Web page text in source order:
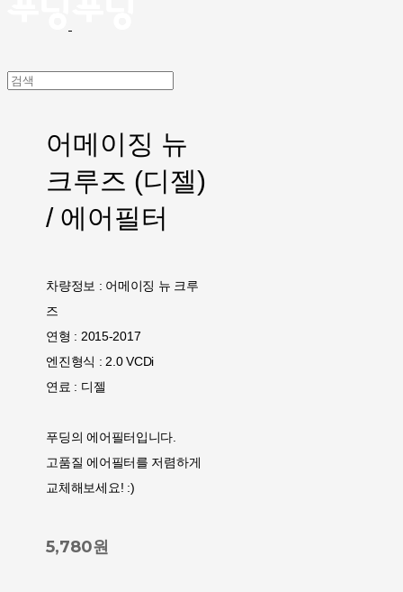
어메이징 뉴
크루즈 (디젤)
/ 에어필터
차량정보 : 어메이징 뉴 크루
즈
연형 : 2015-2017
엔진형식 : 2.0 VCDi
연료 : 디젤
푸딩의 에어필터입니다.
고품질 에어필터를 저렴하게
교체해보세요! :)
5,780원